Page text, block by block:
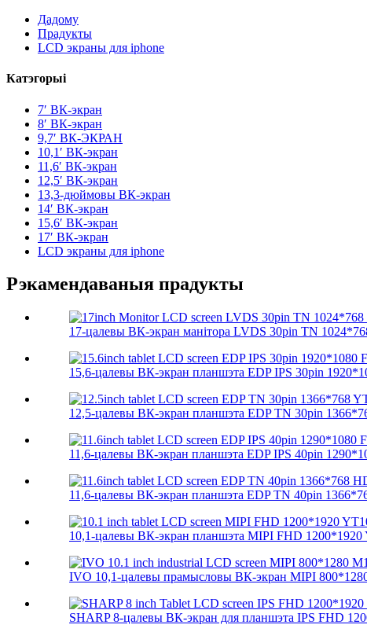
Дадому
Прадукты
LCD экраны для iphone
Катэгорыі
7′ ВК-экран
8′ ВК-экран
9,7′ ВК-ЭКРАН
10,1′ ВК-экран
11,6′ ВК-экран
12,5′ ВК-экран
13,3-дюймовы ВК-экран
14′ ВК-экран
15,6′ ВК-экран
17′ ВК-экран
LCD экраны для iphone
Рэкамендаваныя прадукты
17-цалевы ВК-экран манітора LVDS 30pin TN
15,6-цалевы ВК-экран планшэта EDP IPS 30pin
12,5-цалевы ВК-экран планшэта EDP TN 30pin
11,6-цалевы ВК-экран планшэта EDP IPS 40pin
11,6-цалевы ВК-экран планшэта EDP TN 40pin
10,1-цалевы ВК-экран планшэта MIPI FHD 1200*1920
IVO 10,1-цалевы прамысловы ВК-экран MIPI
SHARP 8-цалевы ВК-экран для планшэта IPS FHD